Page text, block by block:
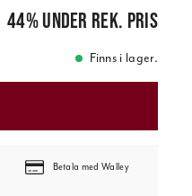
44%under rek. pris
Finns i lager.
Betala med Walley